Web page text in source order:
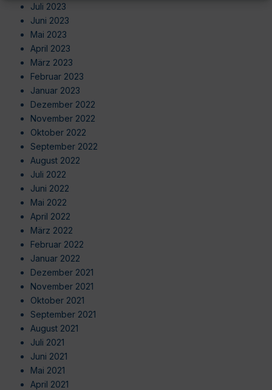
Juli 2023
Juni 2023
Mai 2023
April 2023
März 2023
Februar 2023
Januar 2023
Dezember 2022
November 2022
Oktober 2022
September 2022
August 2022
Juli 2022
Juni 2022
Mai 2022
April 2022
März 2022
Februar 2022
Januar 2022
Dezember 2021
November 2021
Oktober 2021
September 2021
August 2021
Juli 2021
Juni 2021
Mai 2021
April 2021